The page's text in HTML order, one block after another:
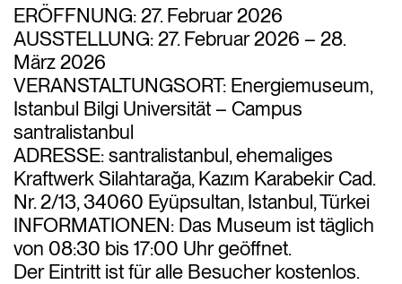
ERÖFFNUNG: 27. Februar 2026
AUSSTELLUNG: 27. Februar 2026 – 28.
März 2026
VERANSTALTUNGSORT: Energiemuseum,
Istanbul Bilgi Universität – Campus
santralistanbul
ADRESSE: santralistanbul, ehemaliges
Kraftwerk Silahtarağa, Kazım Karabekir Cad.
Nr. 2/13, 34060 Eyüpsultan, Istanbul, Türkei
INFORMATIONEN: Das Museum ist täglich
von 08:30 bis 17:00 Uhr geöffnet.
Der Eintritt ist für alle Besucher kostenlos.